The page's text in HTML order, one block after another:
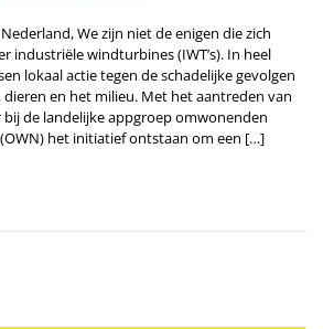
We zijn niet de enigen die zich
industriële windturbines (IWT’s). In heel
lokaal actie tegen de schadelijke gevolgen
dieren en het milieu. Met het aantreden van
de landelijke appgroep omwonenden
het initiatief ontstaan om een […]